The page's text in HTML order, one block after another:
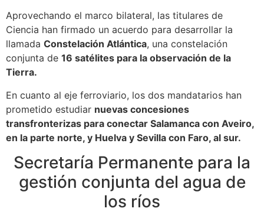
Aprovechando el marco bilateral, las titulares de
Ciencia han firmado un acuerdo para desarrollar la
llamada Constelación Atlántica, una constelación
conjunta de 16 satélites para la observación de la
Tierra.
En cuanto al eje ferroviario, los dos mandatarios han
prometido estudiar nuevas concesiones
transfronterizas para conectar Salamanca con Aveiro,
en la parte norte, y Huelva y Sevilla con Faro, al sur.
Secretaría Permanente para la
gestión conjunta del agua de
los ríos